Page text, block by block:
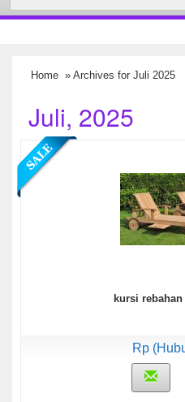
Home » Archives for Juli 2025
Juli, 2025
kursi
Rp